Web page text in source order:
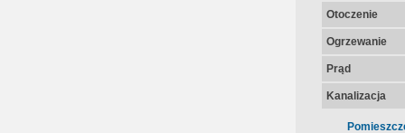
Otoczenie
Ogrzewanie
Prąd
Kanalizacja